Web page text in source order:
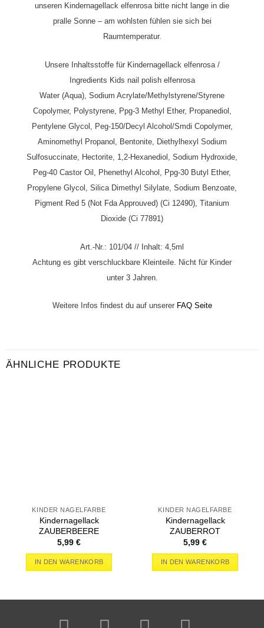
unseren Kindernagellack elfenrosa bitte nicht lange in die
pralle Sonne – am wohlsten fühlen sie sich bei
Raumtemperatur.
Unsere Inhaltsstoffe für Kindernagellack elfenrosa /
Ingredients Kids nail polish elfenrosa
Water (Aqua), Sodium Acrylate/Methylstyrene/Styrene
Copolymer, Polystyrene, Ppg-3 Methyl Ether, Propanediol,
Pentylene Glycol, Peg-150/Decyl Alcohol/Smdi Copolymer,
Aminomethyl Propanol, Bentonite, Diethylhexyl Sodium
Sulfosuccinate, Hectorite, 1,2-Hexanediol, Sodium Hydroxide,
Peg-40 Castor Oil, Phenethyl Alcohol, Ppg-30 Butyl Ether,
Propylene Glycol, Silica Dimethyl Silylate, Sodium Benzoate,
Pigment Red 5 (Not Fda Approuved) (Ci 12490), Titanium
Dioxide (Ci 77891)
Art.-Nr.: 101/04 // Inhalt: 4,5ml
Achtung es gibt verschluckbare Kleinteile. Nicht für Kinder
unter 3 Jahren.
Weitere Infos findest du auf unserer FAQ Seite
ÄHNLICHE PRODUKTE
KINDER NAGELFARBE
Kindernagellack
ZAUBERBEERE
5,99 €
IN DEN WARENKORB
KINDER NAGELFARBE
Kindernagellack
ZAUBERROT
5,99 €
IN DEN WARENKORB